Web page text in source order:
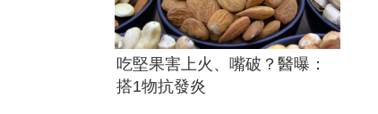
吃堅果害上火、嘴破？醫曝：
搭1物抗發炎